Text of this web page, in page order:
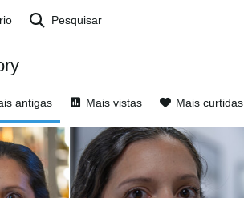
Pesquisar
antigas Mais vistas Mais curtidas